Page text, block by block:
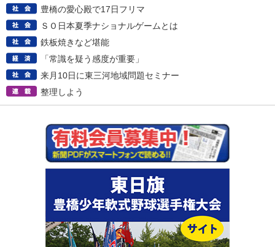
豊橋の愛心殿で17日フリマ
ＳＯ日本夏季ナショナルゲームとは
鉄板焼きなど堪能
「常識を疑う感度が重要」
来月10日に東三河地域問題セミナー
整理しよう